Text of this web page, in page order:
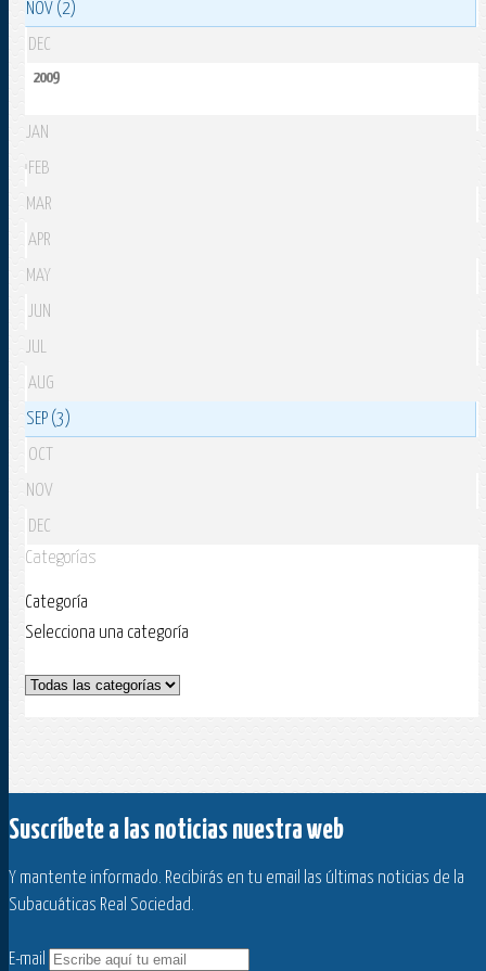
NOV (2)
DEC
2009
JAN
FEB
MAR
APR
MAY
JUN
JUL
AUG
SEP (3)
OCT
NOV
DEC
Categorías
Categoría
Selecciona una categoría
Suscríbete a las noticias nuestra web
Y mantente informado. Recibirás en tu email las últimas noticias de la
Subacuáticas Real Sociedad.
E-mail